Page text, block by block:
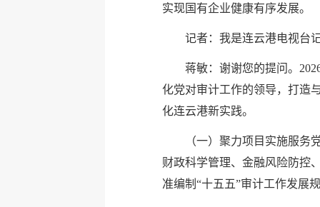
实现国有企业健康有序发展。
记者：我是连云港电视台
蒋敏：谢谢您的提问。
化党对审计工作的领导，打造
化连云港新实践。
（一）聚力项目实施服
财政科学管理、金融风险防控
准编制“十五五”审计工作发展